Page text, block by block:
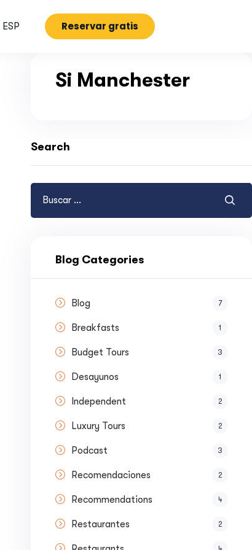
ESP Reservar gratis
Si Manchester
Search
Blog Categories
Blog 7
Breakfasts 1
Budget Tours 3
Desayunos 1
Independent 2
Luxury Tours 2
Podcast 3
Recomendaciones 2
Recommendations 4
Restaurantes 2